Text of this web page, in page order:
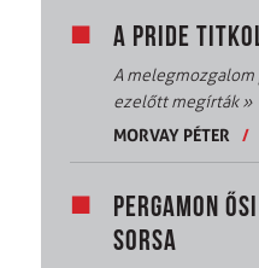
A PRIDE
A
ezelőtt megírták»
MORVAY PÉTER
/
PERGAMON
SORSA